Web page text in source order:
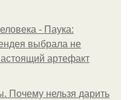
- Паука:
выбрала не
артефакт
Почему нельзя дарить